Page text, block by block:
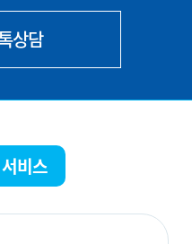
상담
비스